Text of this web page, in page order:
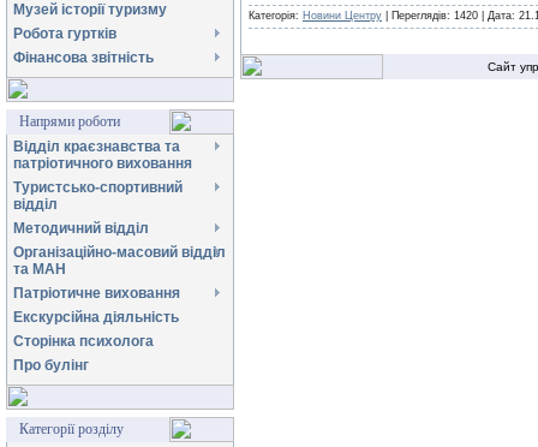
Музей історії туризму
Робота гуртків
Фінансова звітність
Напрями роботи
Відділ краєзнавства та
патріотичного виховання
Туристсько-спортивний
відділ
Методичний відділ
Організаційно-масовий відділ
та МАН
Патріотичне виховання
Екскурсійна діяльність
Сторінка психолога
Про булінг
Категорії розділу
Категорія: Новини Центру | Переглядів: 1420 | Дата:
Сайт